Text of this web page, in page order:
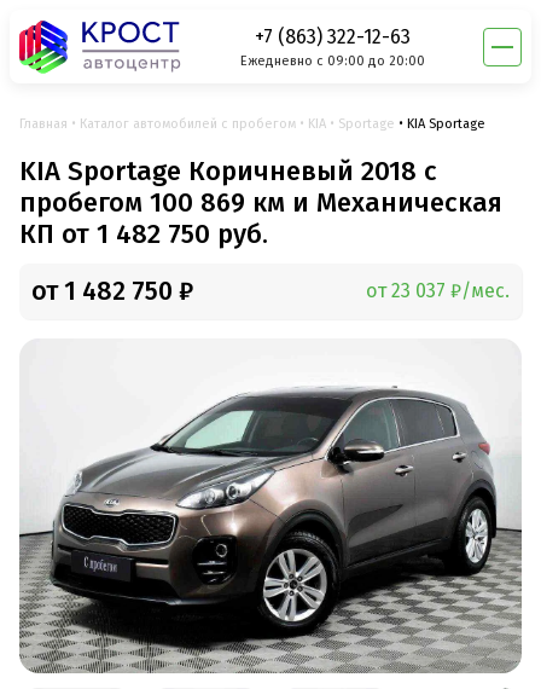
+7 (863) 322-12-63
Ежедневно с 09:00 до 20:00
Главная Каталог автомобилей с пробегом KIA Sportage KIA Sportage
KIA Sportage Коричневый 2018 с
пробегом 100 869 км и Механическая
КП от 1 482 750 руб.
от 1 482 750 ₽ от 23 037 ₽/мес.